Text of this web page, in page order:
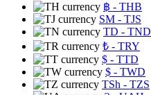
฿ - THB
ЅМ - TJS
TD - TND
₺ - TRY
$ - TTD
$ - TWD
TSh - TZS